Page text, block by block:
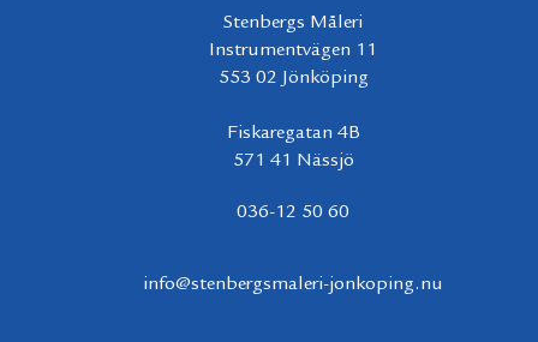
Stenbergs Måleri
Instrumentvägen 11
553 02 Jönköping
Fiskaregatan 4B
571 41 Nässjö
036-12 50 60
info@stenbergsmaleri-jonkoping.nu